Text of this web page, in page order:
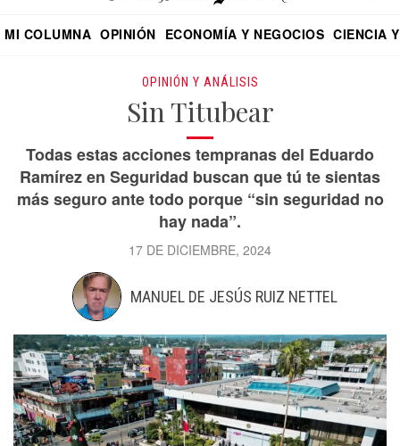
MI COLUMNA OPINIÓN ECONOMÍA Y NEGOCIOS CIENCIA
OPINIÓN Y ANÁLISIS
Sin Titubear
Todas estas acciones tempranas del Eduardo
Ramírez en Seguridad buscan que tú te sientas
más seguro ante todo porque “sin seguridad no
hay nada”.
17 DE DICIEMBRE, 2024
MANUEL DE JESÚS RUIZ NETTEL